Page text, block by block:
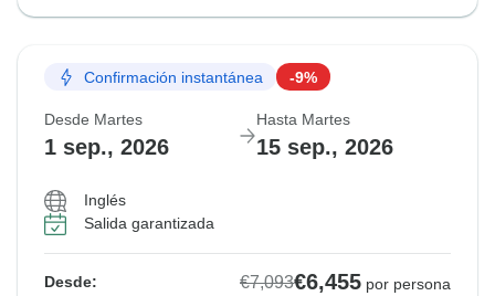
Confirmación instantánea -9%
Desde Martes
1 sep., 2026
Hasta Martes
15 sep., 2026
Inglés
Salida garantizada
Desde: €7,093€6,455 por persona